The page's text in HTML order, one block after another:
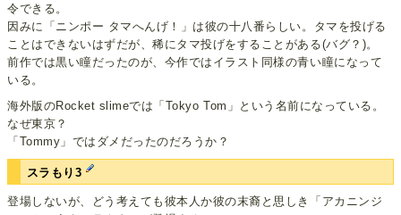
令できる。
因みに「ニンポー タマへんげ！」は彼の十八番らしい。タマを投げる
ことはできないはずだが、稀にタマ投げをすることがある(バグ？)。
前作では黒い瞳だったのが、今作ではイラスト同様の青い瞳になって
いる。
海外版のRocket slimeでは「Tokyo Tom」という名前になっている。
なぜ東京？
「Tommy」ではダメだったのだろうか？
スラもり3
登場しないが、どう考えても彼本人か彼の末裔と思しき「アカニンジ